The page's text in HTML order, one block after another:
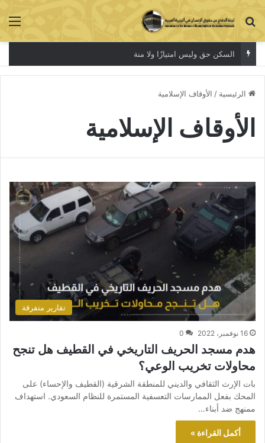
بحث عن
السكن حق وليس امتيازًا ولا منة
الرئيسية / الأوقاف الإسلامية
الأوقاف الإسلامية
تقارير متفرقة
16 نوفمبر، 2022 0
هدم مسجد الحريف التاريخي في القطيف هل تنجح
محاولات تخريب الوعي؟
بات الإرث الثقافي والديني للمنطقة الشرقية (القطيف والإحساء) على
المحك بفعل الممارسات التعسفية المستمرة للنظام السعودي. استهداف
ممنهج ضد أبناء…
أكمل القراءة »